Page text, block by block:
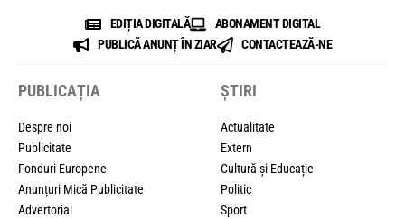
EDIȚIA DIGITALĂ
ABONAMENT DIGITAL
PUBLICĂ ANUNȚ ÎN ZIAR
CONTACTEAZĂ-NE
PUBLICAȚIA
Despre noi
Publicitate
Fonduri Europene
Anunțuri Mică Publicitate
Advertorial
ȘTIRI
Actualitate
Extern
Cultură și Educație
Politic
Sport